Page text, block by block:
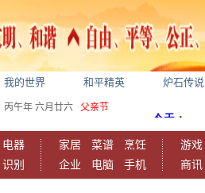
我的世界 和平精英 炉石传说
丙午年 六月廿六 父亲节
电器
识别
家居 菜谱
烹饪
企业
电脑 手机
游戏
商讯